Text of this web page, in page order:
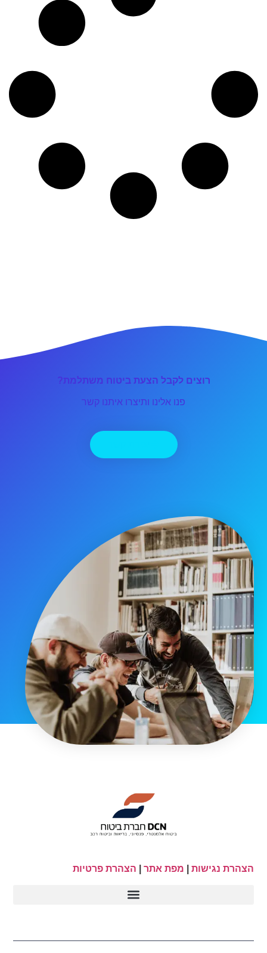
רוצים לקבל הצעת ביטוח משתלמת?
פנו אלינו ותיצרו איתנו קשר
הצהרת נגישות מפת אתר הצהרת פרטיות